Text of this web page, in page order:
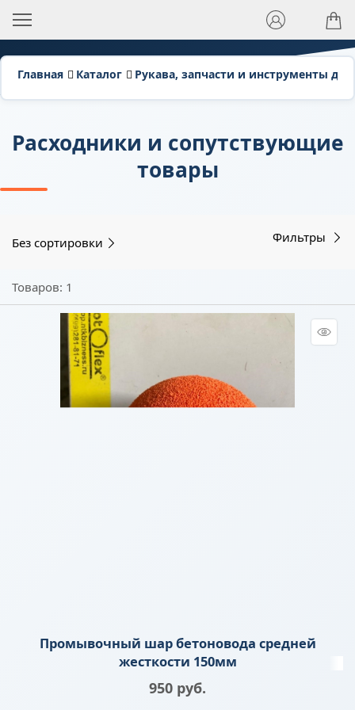
Главная Каталог Рукава, запчасти и инструменты
Расходники и сопутствующие
товары
Без сортировки Фильтры
Товаров: 1
Промывочный шар бетоновода средней
жесткости 150мм
950 руб.